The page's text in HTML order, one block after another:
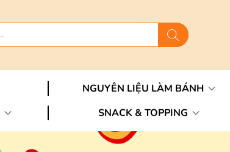
NGUYÊN LIỆU LÀM BÁNH
SNACK & TOPPING